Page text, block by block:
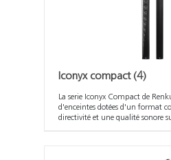
Iconyx compact (4)
La serie Iconyx Compact de
d'enceintes dotées d'un format
directivité et une qualité sonore